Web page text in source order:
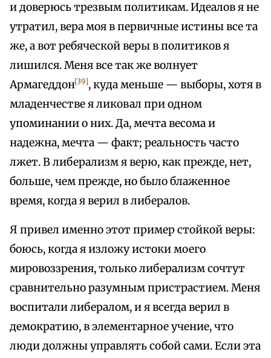
и доверюсь трезвым политикам. Идеалов я не
утратил, вера моя в первичные истины все та
же, а вот ребяческой веры в политиков я
лишился. Меня все так же волнует
Армагеддон[39], куда меньше — выборы, хотя в
младенчестве я ликовал при одном
упоминании о них. Да, мечта весома и
надежна, мечта — факт; реальность часто
лжет. В либерализм я верю, как прежде, нет,
больше, чем прежде, но было блаженное
время, когда я верил в либералов.
Я привел именно этот пример стойкой веры:
боюсь, когда я изложу истоки моего
мировоззрения, только либерализм сочтут
сравнительно разумным пристрастием. Меня
воспитали либералом, и я всегда верил в
демократию, в элементарное учение, что
люди должны управлять собой сами. Если эта